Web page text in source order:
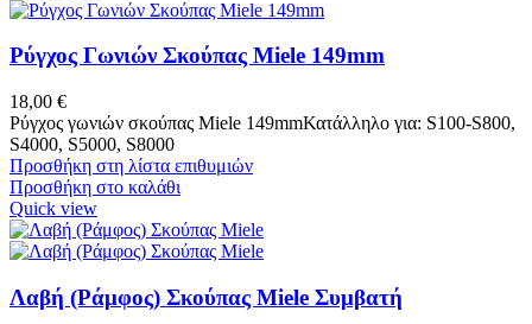
Ρύγχος Γωνιών Σκούπας Miele 149mm
18,00 €
Ρύγχος γωνιών σκούπας Miele 149mmΚατάλληλο για: S100-S800,
S4000, S5000, S8000
Προσθήκη στη λίστα επιθυμιών
Προσθήκη στο καλάθι
Quick view
Λαβή (Ράμφος) Σκούπας Miele Συμβατή